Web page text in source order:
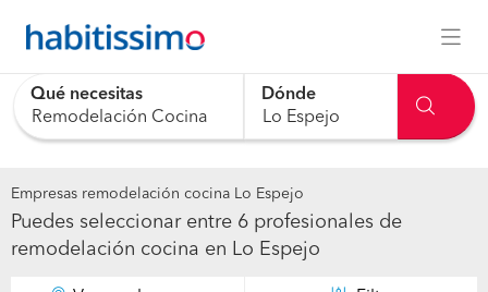
Qué necesitas Dónde
Empresas remodelación cocina Lo Espejo
Puedes seleccionar entre 6 profesionales de
remodelación cocina en Lo Espejo